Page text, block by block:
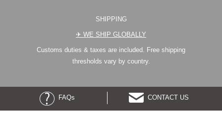
SHIPPING
✈︎ WE SHIP GLOBALLY
Customs duties & taxes are included. Free shipping
thresholds vary by country.
FAQs CONTACT US